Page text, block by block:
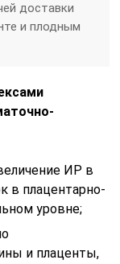
доставки
и плодным
ИР в
в плацентарно-
уровне;
и плаценты,